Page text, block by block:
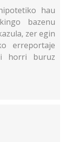
hau
bazenu
zer egin
erreportaje
horri buruz